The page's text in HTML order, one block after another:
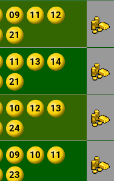
09 11
12
21
11 13
14
21
10 12
13
24
09 10
11
23